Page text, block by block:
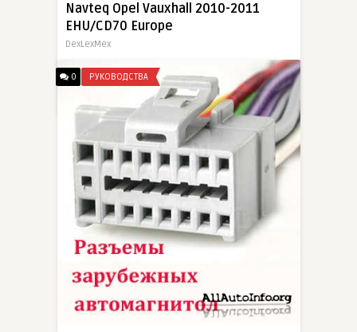
Navteq Opel Vauxhall 2010-2011
EHU/CD70 Europe
DexLexMex
21-06-2011, 22:02
0 РУКОВОДСТВА